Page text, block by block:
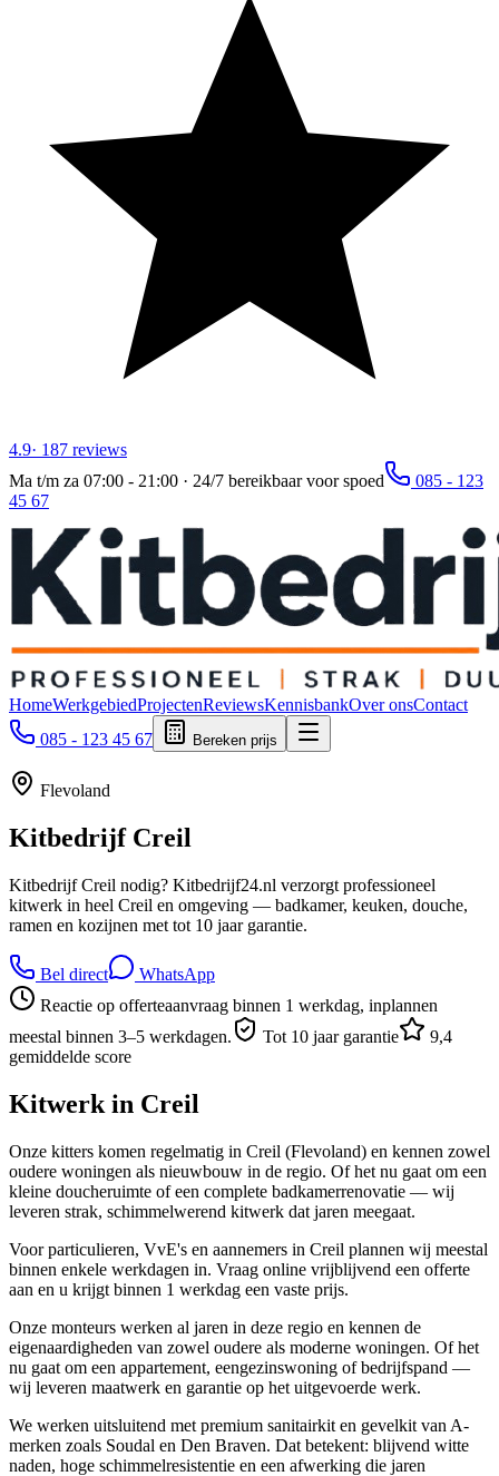
4.9· 187 reviews
Ma t/m za 07:00 - 21:00 · 24/7 bereikbaar voor spoed
085 - 123
45 67
HomeWerkgebiedProjectenReviewsKennisbankOver onsContact
085 - 123 45 67
Bereken prijs
Flevoland
Kitbedrijf Creil
Kitbedrijf Creil nodig? Kitbedrijf24.nl verzorgt professioneel
kitwerk in heel Creil en omgeving — badkamer, keuken, douche,
ramen en kozijnen met tot 10 jaar garantie.
Bel direct
WhatsApp
Reactie op offerteaanvraag binnen 1 werkdag, inplannen
meestal binnen 3–5 werkdagen.
Tot 10 jaar garantie
9,4
gemiddelde score
Kitwerk in Creil
Onze kitters komen regelmatig in Creil (Flevoland) en kennen zowel
oudere woningen als nieuwbouw in de regio. Of het nu gaat om een
kleine doucheruimte of een complete badkamerrenovatie — wij
leveren strak, schimmelwerend kitwerk dat jaren meegaat.
Voor particulieren, VvE's en aannemers in Creil plannen wij meestal
binnen enkele werkdagen in. Vraag online vrijblijvend een offerte
aan en u krijgt binnen 1 werkdag een vaste prijs.
Onze monteurs werken al jaren in deze regio en kennen de
eigenaardigheden van zowel oudere als moderne woningen. Of het
nu gaat om een appartement, eengezinswoning of bedrijfspand —
wij leveren maatwerk en garantie op het uitgevoerde werk.
We werken uitsluitend met premium sanitairkit en gevelkit van A-
merken zoals Soudal en Den Braven. Dat betekent: blijvend witte
naden, hoge schimmelresistentie en een afwerking die jaren